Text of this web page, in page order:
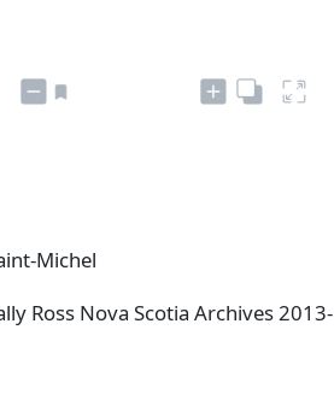
Michel
Ross Nova Scotia Archives 2013-